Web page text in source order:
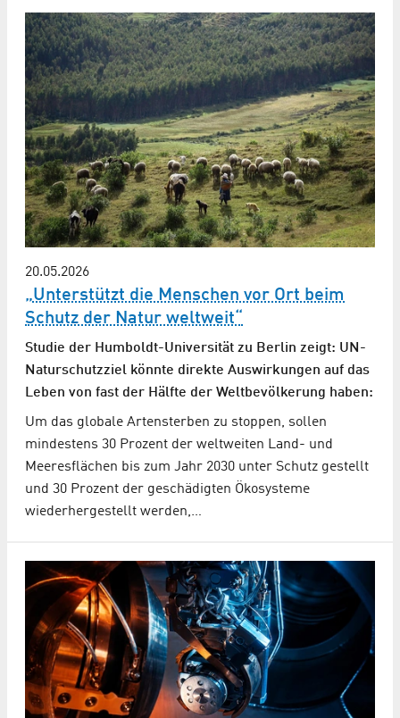
20.05.2026
„Unterstützt die Menschen vor Ort beim
Schutz der Natur weltweit“
Studie der Humboldt-Universität zu Berlin zeigt: UN-
Naturschutzziel könnte direkte Auswirkungen auf das
Leben von fast der Hälfte der Weltbevölkerung haben:
Um das globale Artensterben zu stoppen, sollen
mindestens 30 Prozent der weltweiten Land- und
Meeresflächen bis zum Jahr 2030 unter Schutz gestellt
und 30 Prozent der geschädigten Ökosysteme
wiederhergestellt werden,…